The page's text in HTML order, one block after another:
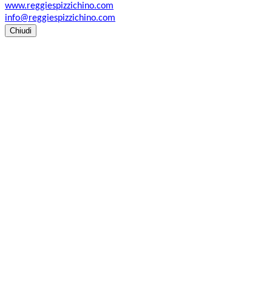
www.reggiespizzichino.com
info@reggiespizzichino.com
Chiudi